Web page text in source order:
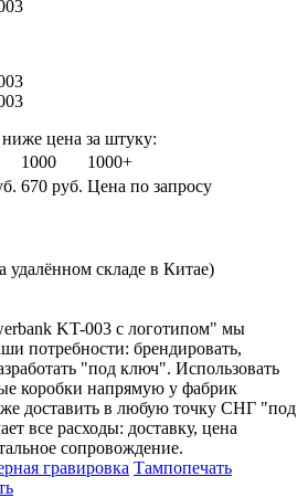
цена за штуку:
1000
1000+
670 руб. Цена по запросу
удалённом складе в Китае)
KT-003 с логотипом" мы
потребности: брендировать,
"под ключ". Использовать
коробки напрямую у фабрик
доставить в любую точку СНГ "под
все расходы: доставку, цена
сопровождение.
гравировка Тампопечать